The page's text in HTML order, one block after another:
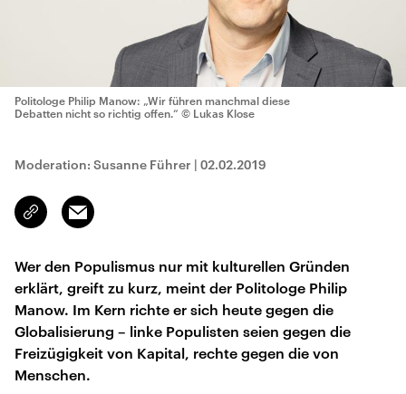
Politologe Philip Manow: „Wir führen manchmal diese
Debatten nicht so richtig offen.“ © Lukas Klose
Moderation: Susanne Führer | 02.02.2019
Link
kopieren/teilen
Email
Wer den Populismus nur mit kulturellen Gründen
erklärt, greift zu kurz, meint der Politologe Philip
Manow. Im Kern richte er sich heute gegen die
Globalisierung – linke Populisten seien gegen die
Freizügigkeit von Kapital, rechte gegen die von
Menschen.